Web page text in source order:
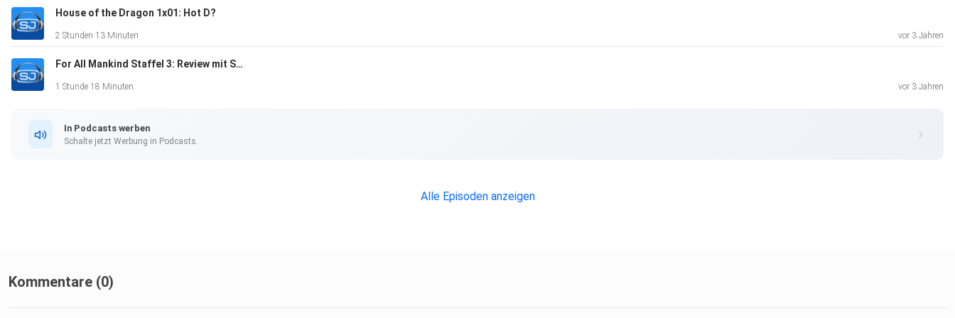
House of the Dragon 1x01: Hot D?
2 Stunden 13 Minuten vor 3 Jahren
For All Mankind Staffel 3: Review mit Skip Intro
1 Stunde 18 Minuten vor 3 Jahren
In Podcasts werben
Schalte jetzt Werbung in Podcasts.
Alle Episoden anzeigen
Kommentare (0)